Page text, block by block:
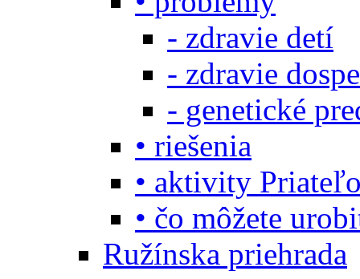
- zdravie detí
- zdravie
- genetické
• riešenia
• aktivity
• čo môžete
Ružínska priehrada